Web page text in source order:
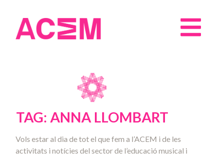
TAG: ANNA LLOMBART
Vols estar al dia de tot el que fem a l’ACEM i de les
activitats i notícies del sector de l’educació musical i